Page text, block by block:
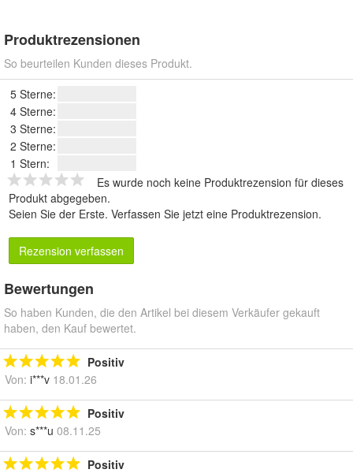
Produktrezensionen
So beurteilen Kunden dieses Produkt.
5 Sterne:
4 Sterne:
3 Sterne:
2 Sterne:
1 Stern:
Es wurde noch keine Produktrezension für dieses
Produkt abgegeben.
Seien Sie der Erste. Verfassen Sie jetzt eine Produktrezension.
Rezension verfassen
Bewertungen
So haben Kunden, die den Artikel bei diesem Verkäufer gekauft
haben, den Kauf bewertet.
Positiv
Von: i***v 18.01.26
Positiv
Von: s***u 08.11.25
Positiv